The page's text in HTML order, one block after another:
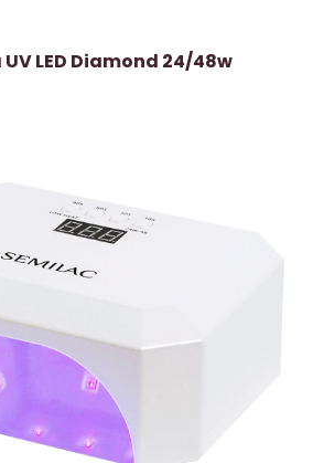
LED Diamond 24/48w